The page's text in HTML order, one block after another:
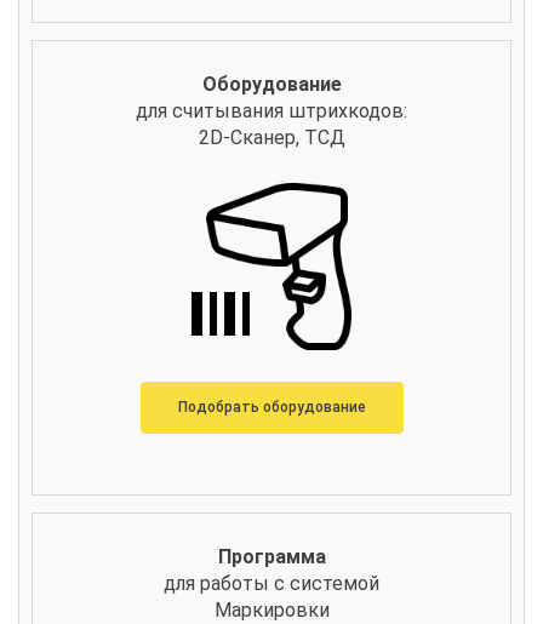
Оборудование
для считывания штрихкодов:
2D-Сканер, ТСД
Подобрать оборудование
Программа
для работы с системой
Маркировки